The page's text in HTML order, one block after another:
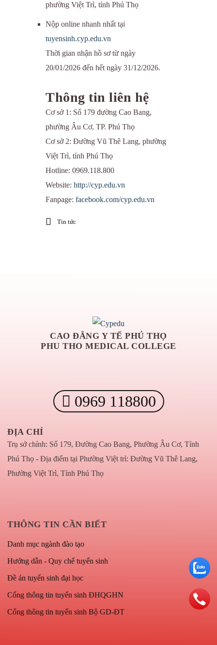
phường Việt Trì, tỉnh Phú Thọ
Nộp online nhanh nhất tại
tuyensinh.cyp.edu.vn
Thời gian nhận hồ sơ từ ngày
20/01/2026 đến hết ngày 31/12/2026.
Thông tin liên hệ
Cơ sở 1: Số 179 đường Cao Bang,
phường Âu Cơ, TP. Phú Thọ
Cơ sở 2: Đường Vũ Thê Lang, phường
Việt Trì, tỉnh Phú Thọ
Hotline: 0969.118.800
Website: http://cyp.edu.vn
Fanpage: facebook.com/cyp.edu.vn
Tin tức
CAO ĐẲNG Y TẾ PHÚ THỌ
PHU THO MEDICAL COLLEGE
0969 118800
ĐỊA CHỈ
Trụ sở chính: Số 179, Đường Cao Bang, Phường Âu Cơ, Tỉnh
Phú Thọ - Địa điểm tại Phường Việt trì: Đường Vũ Thê Lang,
Phường Việt Trì, Tỉnh Phú Thọ
THÔNG TIN CẦN BIẾT
Danh mục ngành đào tạo
Hướng dẫn - Quy chế tuyển sinh
Đề án tuyển sinh đại học
Cổng thông tin tuyển sinh ĐHQGHN
Cổng thông tin tuyển sinh Bộ GD-ĐT